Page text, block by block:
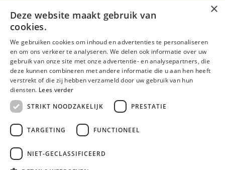
Research
Research groups
Researchers
Become researcher
×
Deze website maakt gebruik van
cookies.
We gebruiken cookies om inhoud en advertenties te personaliseren
en om ons verkeer te analyseren. We delen ook informatie over uw
gebruik van onze site met onze advertentie- en analysepartners, die
deze kunnen combineren met andere informatie die u aan hen heeft
verstrekt of die zij hebben verzameld door uw gebruik van hun
diensten. Lees verder
STRIKT NOODZAKELIJK
PRESTATIE
TARGETING FUNCTIONEEL
NIET-GECLASSIFICEERD